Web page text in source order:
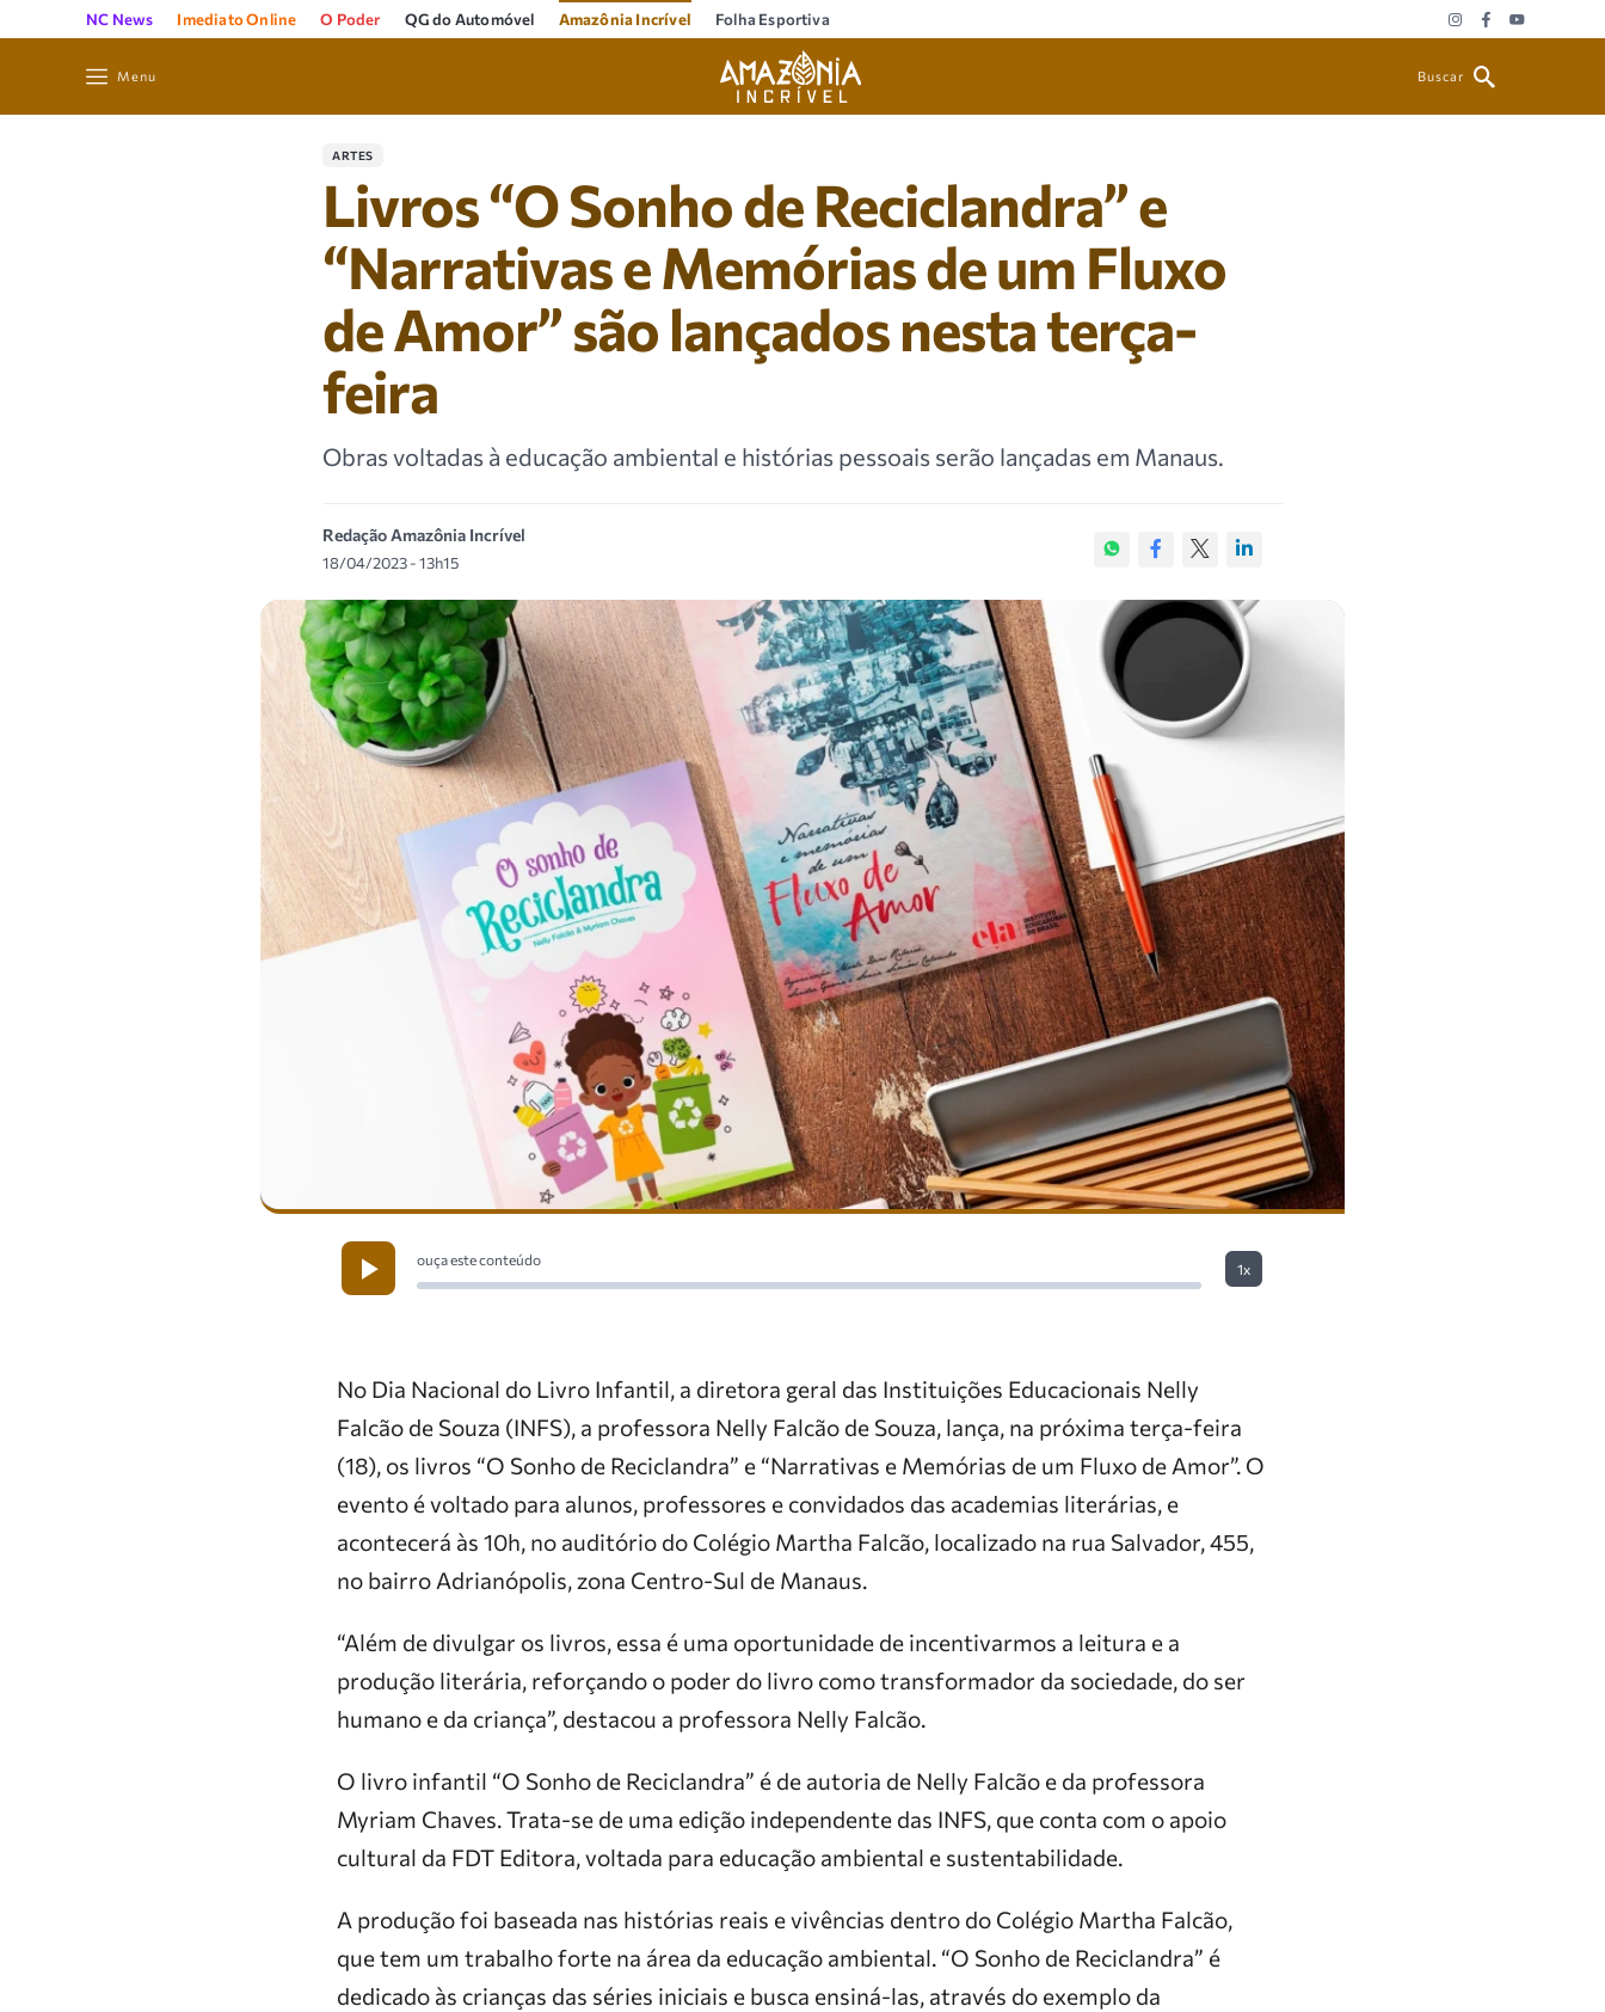
NC News Imediato Online O Poder QG do Automóvel Amazônia Incrível Folha Esportiva
Menu Buscar
ARTES
Livros “O Sonho de Reciclandra” e
“Narrativas e Memórias de um Fluxo
de Amor” são lançados nesta terça-
feira
Obras voltadas à educação ambiental e histórias pessoais serão lançadas em Manaus.
Redação Amazônia Incrível
18/04/2023 - 13h15
ouça este conteúdo
1x
No Dia Nacional do Livro Infantil, a diretora geral das Instituições Educacionais Nelly
Falcão de Souza (INFS), a professora Nelly Falcão de Souza, lança, na próxima terça-feira
(18), os livros “O Sonho de Reciclandra” e “Narrativas e Memórias de um Fluxo de Amor”. O
evento é voltado para alunos, professores e convidados das academias literárias, e
acontecerá às 10h, no auditório do Colégio Martha Falcão, localizado na rua Salvador, 455,
no bairro Adrianópolis, zona Centro-Sul de Manaus.
“Além de divulgar os livros, essa é uma oportunidade de incentivarmos a leitura e a
produção literária, reforçando o poder do livro como transformador da sociedade, do ser
humano e da criança”, destacou a professora Nelly Falcão.
O livro infantil “O Sonho de Reciclandra” é de autoria de Nelly Falcão e da professora
Myriam Chaves. Trata-se de uma edição independente das INFS, que conta com o apoio
cultural da FDT Editora, voltada para educação ambiental e sustentabilidade.
A produção foi baseada nas histórias reais e vivências dentro do Colégio Martha Falcão,
que tem um trabalho forte na área da educação ambiental. “O Sonho de Reciclandra” é
dedicado às crianças das séries iniciais e busca ensiná-las, através do exemplo da